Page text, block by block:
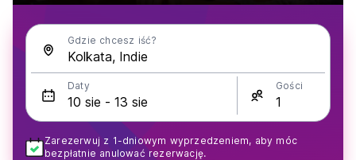
Gdzie chcesz iść?
Daty Gości
Zarezerwuj z 1-dniowym wyprzedzeniem, aby móc
bezpłatnie anulować rezerwację.